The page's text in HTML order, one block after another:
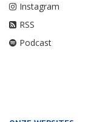
Instagram
RSS
Podcast